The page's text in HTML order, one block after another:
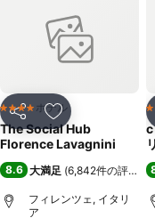
LAN（無料）をご利用い
由なお客さまにご利用い
このホテルは車いす対応
トメントホテルはTVルー
他のサービスには24時間セ
ーニングコールサービスや
周辺を自転車で探索した
が便利です。自転車置き場
センター)には映写機、プ
ピー機があります。カン
シェア お気に入りに追
4 ホテルのランク
ホテル
The Social Hub
Florence Lavagnini
8.6 大満足 (6,842件の評価
フィレンツェ, イタリ
ア
4
c
リ